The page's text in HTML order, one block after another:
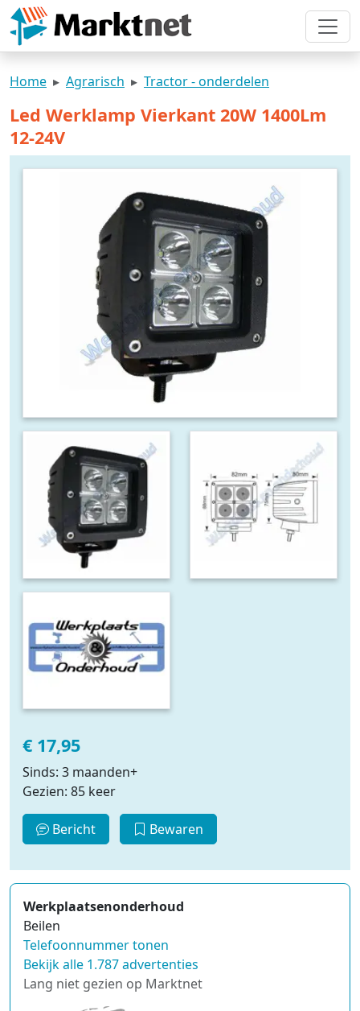
Home Agrarisch Tractor - onderdelen
Led Werklamp Vierkant 20W 1400Lm
12-24V
€ 17,95
Sinds: 3 maanden+
Gezien: 85 keer
Bericht Bewaren
Werkplaatsenonderhoud
Beilen
Telefoonnummer tonen
Bekijk alle 1.787 advertenties
Lang niet gezien op Marktnet